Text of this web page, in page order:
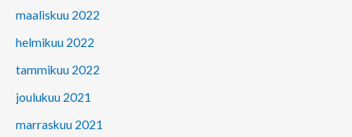
maaliskuu 2022
helmikuu 2022
tammikuu 2022
joulukuu 2021
marraskuu 2021